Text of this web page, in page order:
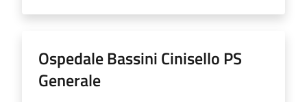
Ospedale Bassini Cinisello PS
Generale